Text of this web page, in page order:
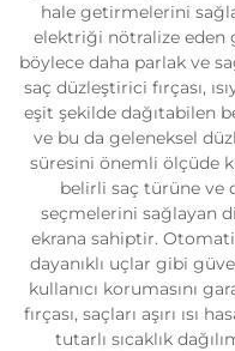
hale getirmelerini
elektriği nötralize eden
böylece daha parlak ve
saç düzleştirici fırçası,
eşit şekilde dağıtabilen
ve bu da geleneksel
süresini önemli ölçüde
belirli saç türüne ve
seçmelerini sağlayan
ekrana sahiptir.
dayanıklı uçlar gibi
kullanıcı korumasını
fırçası, saçları aşırı ısı
tutarlı sıcaklık